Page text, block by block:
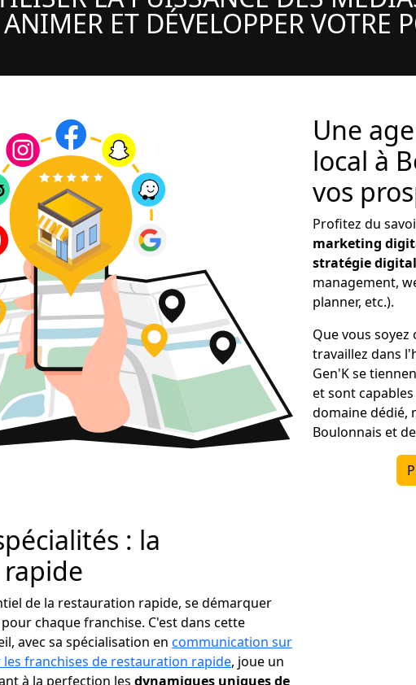
ANIMER ET DÉVELOPPER VOTRE
Une
local à
vos
Profitez du
marketing
stratégie
management,
planner, etc.).
Que vous
travaillez dans
Gen'K se
et sont
domaine dédié,
Boulonnais et
: la
de la restauration rapide, se démarquer
chaque franchise. C'est dans cette
avec sa spécialisation en communication sur
les franchises de restauration rapide, joue un
à la perfection les dynamiques uniques de